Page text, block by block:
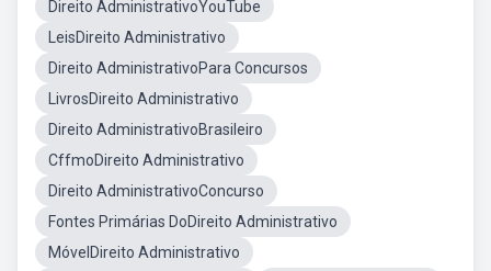
Direito AdministrativoYouTube
LeisDireito Administrativo
Direito AdministrativoPara Concursos
LivrosDireito Administrativo
Direito AdministrativoBrasileiro
CffmoDireito Administrativo
Direito AdministrativoConcurso
Fontes Primárias DoDireito Administrativo
MóvelDireito Administrativo